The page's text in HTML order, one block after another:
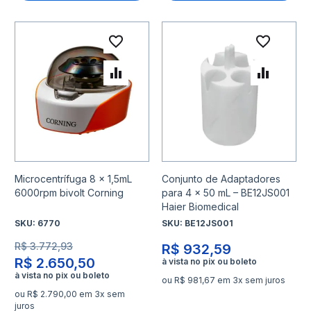
Microcentrífuga 8 x 1,5mL
6000rpm bivolt Corning
SKU: 6770
R$ 2.650,50
R$ 3.772,93
ou R$ 2.790,00 em 3x sem
juros
Adicionar à lista de
Adicionar para Comparar
Conjunto de Adaptadores
para 4 x 50 mL – BE12JS001
Haier Biomedical
SKU: BE12JS001
R$ 932,59
ou R$ 981,67 em 3x sem juros